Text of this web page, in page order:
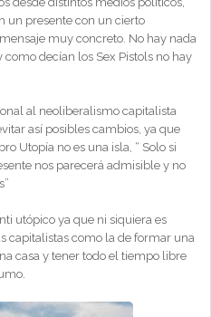
un presente con un cierto
muy concreto. No hay nada
decían los Sex Pistols no hay
al neoliberalismo capitalista
así posibles cambios, ya que
Utopía no es una isla, “ Solo si
nos parecerá admisible y no
utópico ya que ni siquiera es
capitalistas como la de formar una
casa y tener todo el tiempo libre